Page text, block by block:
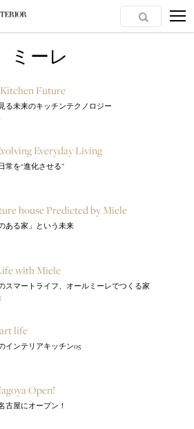
ミーレ
Kitchen Future
る未来のキッチンテクノロジー
Everyday Living
常を“進化させる”
house Predicted by Miele
ある家」という未来
with Miele
スマートライフ、オールミーレでつくる家
life
インテリアキッチン05
Open!
古屋にオープン！